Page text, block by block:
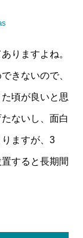
りますよね。
きないので、
頃が良いと思
ないし、面白
ますが、3
すると長期間